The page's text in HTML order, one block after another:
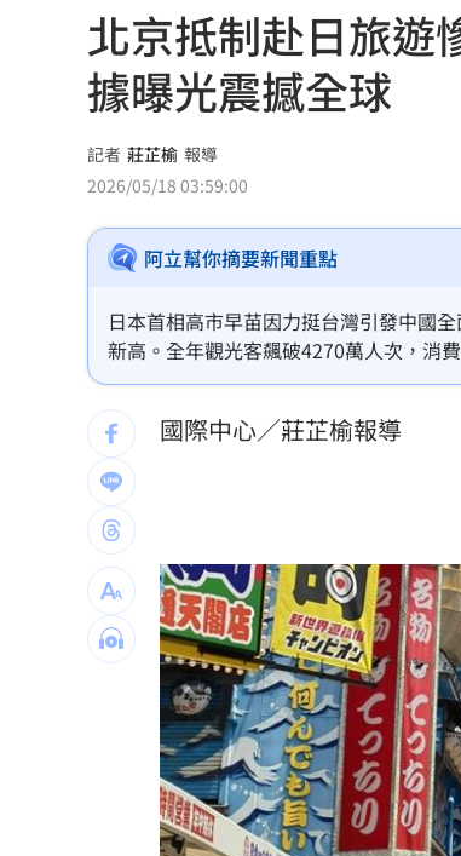
陳佩琪：柯文哲抱怨電子手環「
富邦交手統一延賽 新洋投瑪蒂
白海豚強風吹倒飯店圍籬！路人
高雄親子遊樂園區開幕 首日吸
事後甜約滑雪！正妹見他放閃正
突破中國打壓！台獲邀太平洋
新／有望放颱風假?8縣市明達停
木木林葦妮26歲生日！許願當「
憂22歲老牛遭宰 女海陸接力
台灣彩券開獎直播中 20:31
LIVE三立+24小時直播 15:27
三立iNEWS新聞台線上直播
北京抵制赴日旅遊
據曝光震撼全球
記者 莊芷榆 報導
2026/05/18 03:59:00
阿立幫你摘要新聞重點
日本首相高市早苗因力挺台灣引發中國
新高。全年觀光客飆破4270萬人次，消
口，其中韓國客成長22%最為顯著。加
反增，狠打臉先前悲觀預測。
國際中心／莊芷榆報導